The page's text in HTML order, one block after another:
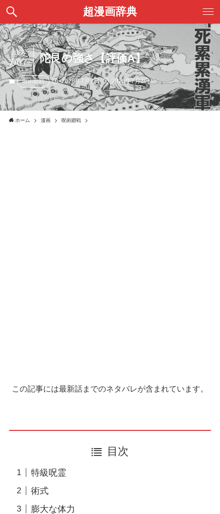
超漫画辞典
陀艮の強さ【評価A】
2026
7/07
呪術廻戦 2026年7月7日 2026年7月7日
ホーム 漫画 呪術廻戦
この記事には最新話までのネタバレが含まれています。
目次
特級呪霊
術式
膨大な体力